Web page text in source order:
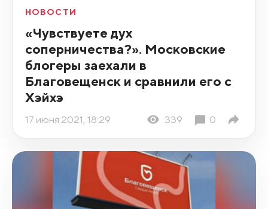
НОВОСТИ
«Чувствуете дух
соперничества?». Московские
блогеры заехали в
Благовещенск и сравнили его с
Хэйхэ
17 июня 2021, 18:29 339 0